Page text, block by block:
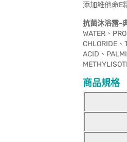
添加維他命E
抗菌沐浴露-
WATER、
CHLORIDE、
ACID、
商品規格